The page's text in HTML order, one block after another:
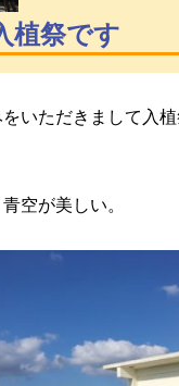
植祭です
いただきまして入
空が美しい。